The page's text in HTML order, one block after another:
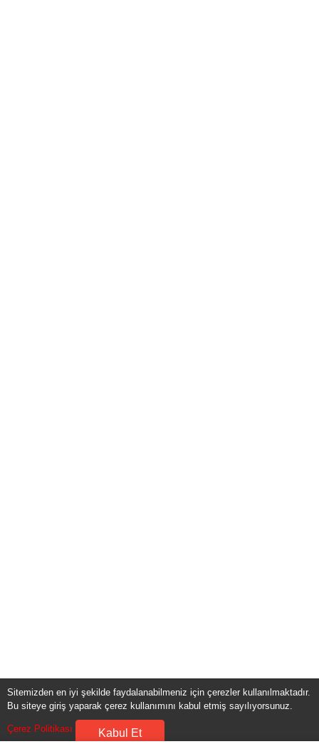
Sitemizden en iyi şekilde faydalanabilmeniz için çerezler kullanılmaktadır.
Bu siteye giriş yaparak çerez kullanımını kabul etmiş sayılıyorsunuz.
Çerez Politikası Kabul Et